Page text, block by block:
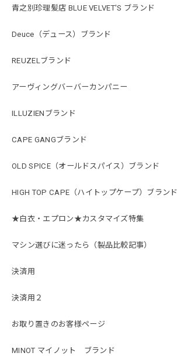
青之別珍理髪店 BLUE VELVET'S ブランド
Deuce（デュース）ブランド
REUZELブランド
アーヴィングバーバーカンパニー
ILLUZIENブランド
CAPE GANGブランド
OLD SPICE（オールドスパイス）ブランド
HIGH TOP CAPE（ハイトップケープ）ブランド
★白衣・エプロン★カスタマイズ特集
マシン選びに迷ったら（製品比較記事）
決済用
決済用２
お取り置きのお客様ページ
MINOT マイノット ブランド